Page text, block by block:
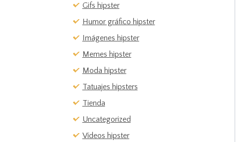
Gifs hipster
Humor gráfico hipster
Imágenes hipster
Memes hipster
Moda hipster
Tatuajes hipsters
Tienda
Uncategorized
Vídeos hipster